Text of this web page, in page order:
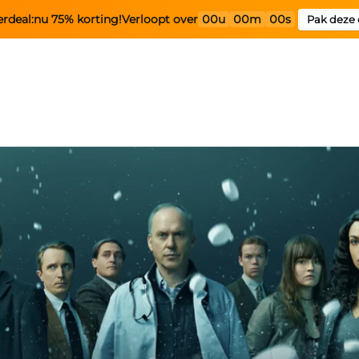
nu 75% korting!Verloopt over 00u 00m 00s Pak deze